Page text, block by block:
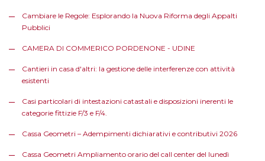
Cambiare le Regole: Esplorando la Nuova Riforma degli Appalti
Pubblici
CAMERA DI COMMERICO PORDENONE - UDINE
Cantieri in casa d'altri: la gestione delle interferenze con attività
esistenti
Casi particolari di intestazioni catastali e disposizioni inerenti le
categorie fittizie F/3 e F/4.
Cassa Geometri – Adempimenti dichiarativi e contributivi 2026
Cassa Geometri Ampliamento orario del call center del lunedì